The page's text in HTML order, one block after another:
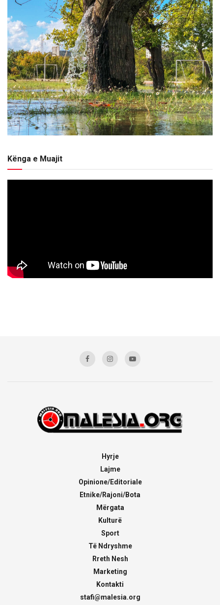
Kënga e Muajit
Hyrje
Lajme
Opinione/Editoriale
Etnike/Rajoni/Bota
Mërgata
Kulturë
Sport
Të Ndryshme
Rreth Nesh
Marketing
Kontakti
stafi@malesia.org